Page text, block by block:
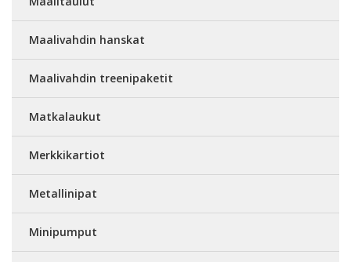
Maalivahdin hanskat
Maalivahdin treenipaketit
Matkalaukut
Merkkikartiot
Metallinipat
Minipumput